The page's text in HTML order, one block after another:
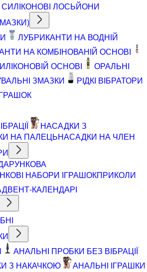
СИЛІКОНОВІ ЛОСЬЙОНИ
ЛУБРИКАНТИ НА ВОДНІЙ
НА КОМБІНОВАНІЙ ОСНОВІ
ОСНОВІ
ОРАЛЬНІ
ЗМАЗКИ
РІДКІ ВІБРАТОРИ
НАСАДКИ З
НА ПАЛЕЦЬНАСАДКИ НА ЧЛЕН
НАБОРИ ІГРАШОКПРИКОЛИ
КАЛЕНДАРІ
АНАЛЬНІ ПРОБКИ БЕЗ ВІБРАЦІЇ
З НАКАЧКОЮ
АНАЛЬНІ ІГРАШКИ